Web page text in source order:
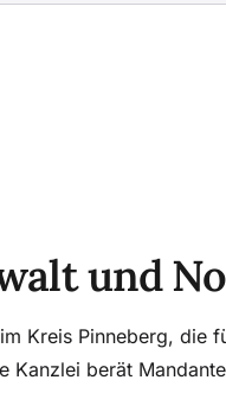
und
Kreis Pinneberg, die
Kanzlei berät